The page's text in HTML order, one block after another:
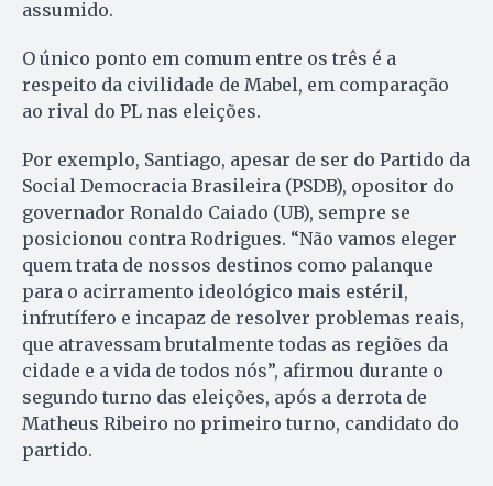
assumido.
O único ponto em comum entre os três é a
respeito da civilidade de Mabel, em comparação
ao rival do PL nas eleições.
Por exemplo, Santiago, apesar de ser do Partido da
Social Democracia Brasileira (PSDB), opositor do
governador Ronaldo Caiado (UB), sempre se
posicionou contra Rodrigues. “Não vamos eleger
quem trata de nossos destinos como palanque
para o acirramento ideológico mais estéril,
infrutífero e incapaz de resolver problemas reais,
que atravessam brutalmente todas as regiões da
cidade e a vida de todos nós”, afirmou durante o
segundo turno das eleições, após a derrota de
Matheus Ribeiro no primeiro turno, candidato do
partido.